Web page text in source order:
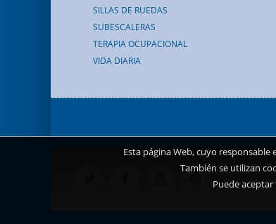
Esta página Web, cuyo
También se utilizan
Puede
SILLAS DE RUEDAS
SUBESCALERAS
TERAPIA OCUPACIONAL
VIDA DIARIA